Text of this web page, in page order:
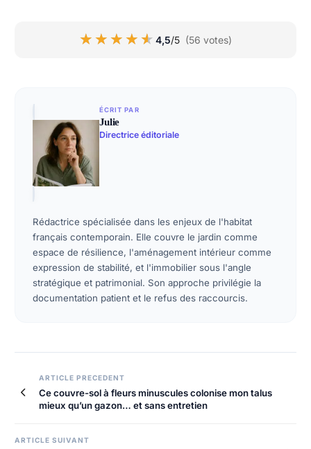
★★★★★
★★★★★ 4,5/5 (56 votes)
ÉCRIT PAR
Julie
Directrice éditoriale
Rédactrice spécialisée dans les enjeux de l'habitat
français contemporain. Elle couvre le jardin comme
espace de résilience, l'aménagement intérieur comme
expression de stabilité, et l'immobilier sous l'angle
stratégique et patrimonial. Son approche privilégie la
documentation patient et le refus des raccourcis.
ARTICLE PRECEDENT
Ce couvre-sol à fleurs minuscules colonise mon talus
mieux qu’un gazon… et sans entretien
ARTICLE SUIVANT